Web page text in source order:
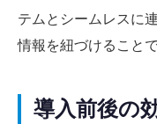
テムとシームレスに
情報を紐づけること
導入前後の